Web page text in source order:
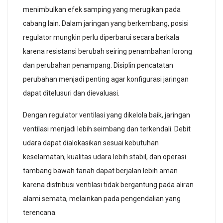
menimbulkan efek samping yang merugikan pada
cabang lain. Dalam jaringan yang berkembang, posisi
regulator mungkin perlu diperbarui secara berkala
karena resistansi berubah seiring penambahan lorong
dan perubahan penampang. Disiplin pencatatan
perubahan menjadi penting agar konfigurasi jaringan
dapat ditelusuri dan dievaluasi.
Dengan regulator ventilasi yang dikelola baik, jaringan
ventilasi menjadi lebih seimbang dan terkendali. Debit
udara dapat dialokasikan sesuai kebutuhan
keselamatan, kualitas udara lebih stabil, dan operasi
tambang bawah tanah dapat berjalan lebih aman
karena distribusi ventilasi tidak bergantung pada aliran
alami semata, melainkan pada pengendalian yang
terencana.